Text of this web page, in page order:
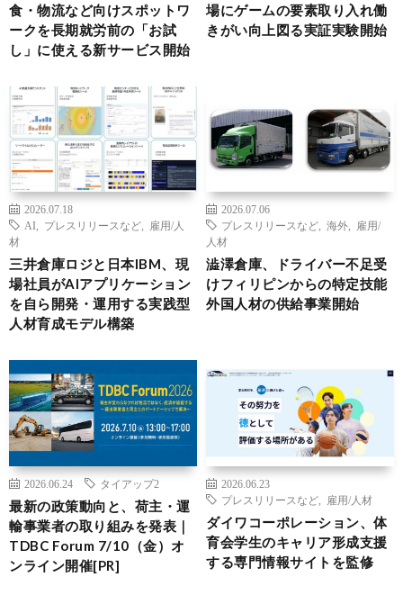
食・物流など向けスポットワ
ークを長期就労前の「お試
し」に使える新サービス開始
場にゲームの要素取り入れ働
きがい向上図る実証実験開始
2026.07.18
AI
プレスリリースなど
雇用/人
材
三井倉庫ロジと日本IBM、現
場社員がAIアプリケーション
を自ら開発・運用する実践型
人材育成モデル構築
2026.07.06
プレスリリースなど
海外
雇用/
人材
澁澤倉庫、ドライバー不足受
けフィリピンからの特定技能
外国人材の供給事業開始
2026.06.24 タイアップ2
最新の政策動向と、荷主・運
輸事業者の取り組みを発表｜
TDBC Forum 7/10（金）オ
ンライン開催[PR]
2026.06.23
プレスリリースなど
雇用/人材
ダイワコーポレーション、体
育会学生のキャリア形成支援
する専門情報サイトを監修